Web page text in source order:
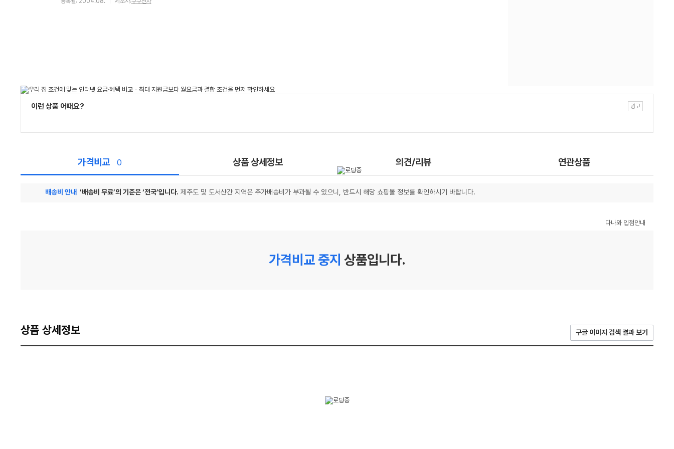
이런 상품 어때요?
가격비교 0 상품 상세정보 의견/리뷰 연관상품
배송비 안내 ’배송비 무료’의 기준은 ‘전국’입니다. 제주도 및 도서산간 지역은 추가배송비가 부과될 수 있으니, 반드시 해당 쇼핑몰 정보를 확인하시기 바랍니다.
다나와 입점안내
가격비교 중지 상품입니다.
상품 상세정보 구글 이미지 검색 결과 보기